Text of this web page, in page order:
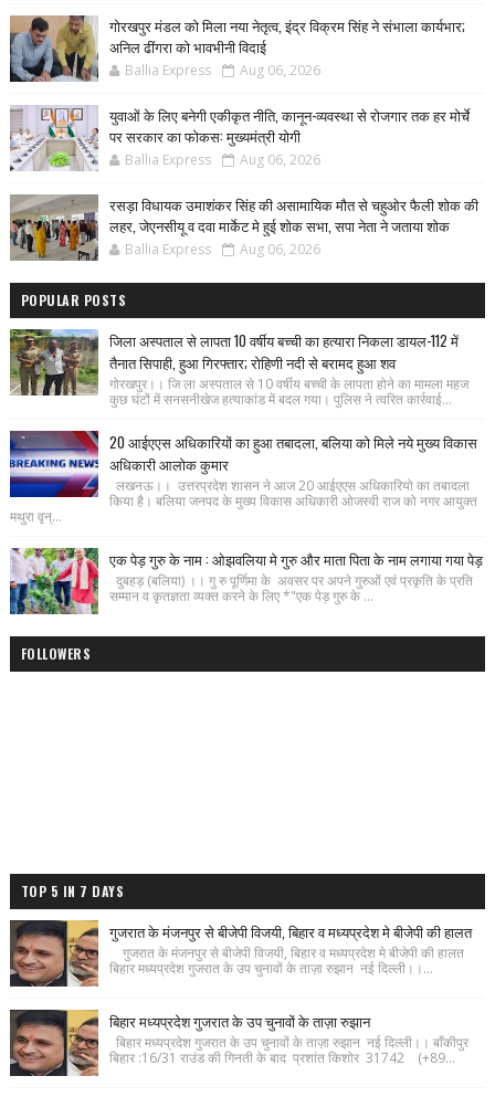
गोरखपुर मंडल को मिला नया नेतृत्व, इंद्र विक्रम सिंह ने संभाला कार्यभार;
अनिल ढींगरा को भावभीनी विदाई
Ballia Express Aug 06, 2026
युवाओं के लिए बनेगी एकीकृत नीति, कानून-व्यवस्था से रोजगार तक हर मोर्चे
पर सरकार का फोकस: मुख्यमंत्री योगी
Ballia Express Aug 06, 2026
रसड़ा विधायक उमाशंकर सिंह की असामायिक मौत से चहुओर फैली शोक की
लहर, जेएनसीयू व दवा मार्केट मे हुई शोक सभा, सपा नेता ने जताया शोक
Ballia Express Aug 06, 2026
POPULAR POSTS
जिला अस्पताल से लापता 10 वर्षीय बच्ची का हत्यारा निकला डायल-112 में
तैनात सिपाही, हुआ गिरफ्तार; रोहिणी नदी से बरामद हुआ शव
गोरखपुर।। जि ला अस्पताल से 10 वर्षीय बच्ची के लापता होने का मामला महज
कुछ घंटों में सनसनीखेज हत्याकांड में बदल गया। पुलिस ने त्वरित कार्रवाई...
20 आईएएस अधिकारियों का हुआ तबादला, बलिया को मिले नये मुख्य विकास
अधिकारी आलोक कुमार
लखनऊ।। उत्तरप्रदेश शासन ने आज 20 आईएएस अधिकारियो का तबादला
किया है। बलिया जनपद के मुख्य विकास अधिकारी ओजस्वी राज को नगर आयुक्त
मथुरा वृन्...
एक पेड़ गुरु के नाम : ओझवलिया मे गुरु और माता पिता के नाम लगाया गया पेड़
दुबहड़ (बलिया) ।। गु रु पूर्णिमा के अवसर पर अपने गुरुओं एवं प्रकृति के प्रति
सम्मान व कृतज्ञता व्यक्त करने के लिए *"एक पेड़ गुरु के ...
FOLLOWERS
TOP 5 IN 7 DAYS
गुजरात के मंजनपुर से बीजेपी विजयी, बिहार व मध्यप्रदेश मे बीजेपी की हालत
गुजरात के मंजनपुर से बीजेपी विजयी, बिहार व मध्यप्रदेश मे बीजेपी की हालत
बिहार मध्यप्रदेश गुजरात के उप चुनावों के ताज़ा रुझान नई दिल्ली।।...
बिहार मध्यप्रदेश गुजरात के उप चुनावों के ताज़ा रुझान
बिहार मध्यप्रदेश गुजरात के उप चुनावों के ताज़ा रुझान नई दिल्ली।। बाँकीपुर
बिहार :16/31 राउंड की गिनती के बाद प्रशांत किशोर 31742 (+89...